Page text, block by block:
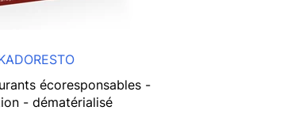
écoresponsables -
- dématérialisé